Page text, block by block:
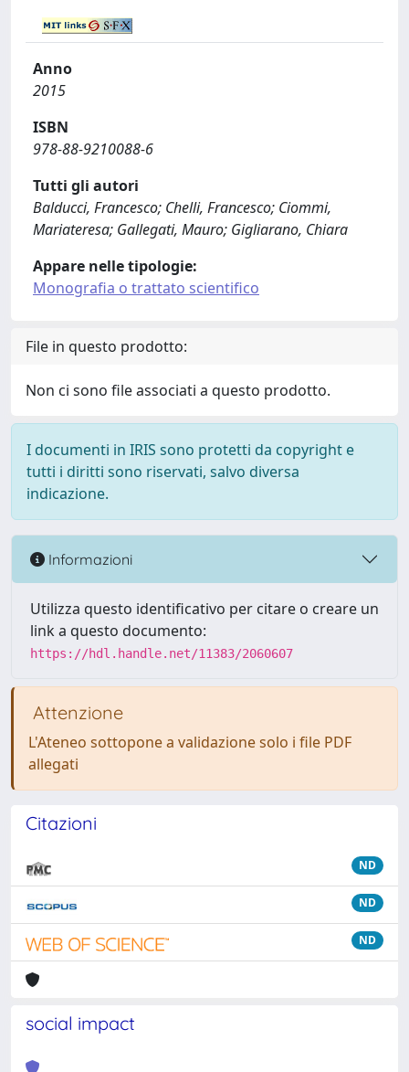
Anno
2015
ISBN
978-88-9210088-6
Tutti gli autori
Balducci, Francesco; Chelli, Francesco; Ciommi,
Mariateresa; Gallegati, Mauro; Gigliarano, Chiara
Appare nelle tipologie:
Monografia o trattato scientifico
File in questo prodotto:
Non ci sono file associati a questo prodotto.
I documenti in IRIS sono protetti da copyright e
tutti i diritti sono riservati, salvo diversa
indicazione.
Informazioni
Utilizza questo identificativo per citare o creare un
link a questo documento:
https://hdl.handle.net/11383/2060607
Attenzione
L'Ateneo sottopone a validazione solo i file PDF
allegati
Citazioni
ND
ND
ND
social impact